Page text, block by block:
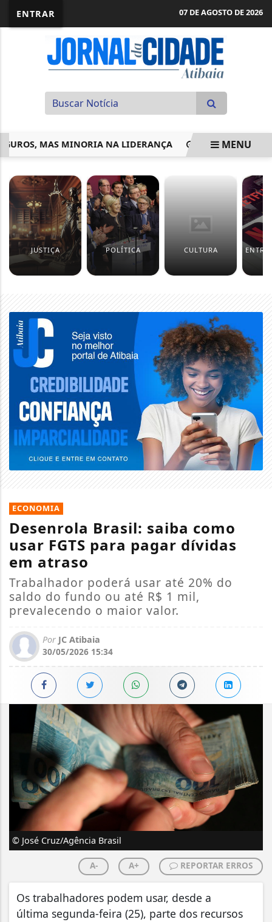
ENTRAR 07 DE AGOSTO DE 2026
MAS MINORIA NA LIDERANÇA ALCOLUMBRE
MENU
JUSTIÇA POLÍTICA CULTURA
ECONOMIA
Desenrola Brasil: saiba como
usar FGTS para pagar dívidas
em atraso
Trabalhador poderá usar até 20% do
saldo do fundo ou até R$ 1 mil,
prevalecendo o maior valor.
Por JC Atibaia
30/05/2026 15:34
© José Cruz/Agência Brasil
A- A+ REPORTAR ERROS
Os trabalhadores podem usar, desde a
última segunda-feira (25), parte dos recursos